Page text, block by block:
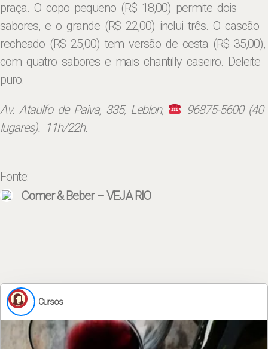
praça. O copo pequeno (R$ 18,00) permite dois
sabores, e o grande (R$ 22,00) inclui três. O cascão
recheado (R$ 25,00) tem versão de cesta (R$ 35,00),
com quatro sabores e mais chantilly caseiro. Deleite
puro.
Av. Ataulfo de Paiva, 335, Leblon,
96875-5600 (40
lugares). 11h/22h.
Fonte:
Comer & Beber – VEJA RIO
Cursos